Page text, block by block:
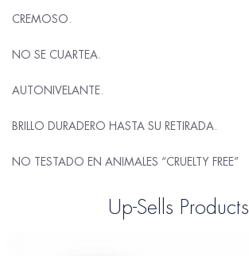
CREMOSO.
NO SE CUARTEA.
AUTONIVELANTE.
BRILLO DURADERO HASTA SU RETIRADA.
NO TESTADO EN ANIMALES “CRUELTY FREE”
Up-Sells Products